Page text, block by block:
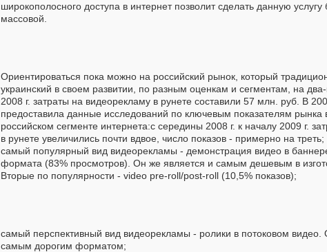
широкополосного доступа в интернет позволит сделать данную
массовой.
Ориентироваться пока можно на российский рынок, который
украинский в своем развитии, по разным оценкам и сегментам, на
2008 г. затраты на видеорекламу в рунете составили 57 млн. руб. В
предоставила данные исследований по ключевым показателям рынка
российском сегменте интернета:с середины 2008 г. к началу 2009 г.
в рунете увеличились почти вдвое, число показов - примерно на треть;
самый популярный вид видеорекламы - демонстрация видео в
формата (83% просмотров). Он же является и самым дешевым в
Вторые по популярности - video pre-roll/post-roll (10,5% показов);
самый перспективный вид видеорекламы - ролики в потоковом видео.
самым дорогим форматом;